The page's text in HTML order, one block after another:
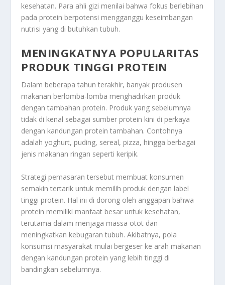
kesehatan. Para ahli gizi menilai bahwa fokus berlebihan
pada protein berpotensi mengganggu keseimbangan
nutrisi yang di butuhkan tubuh.
MENINGKATNYA POPULARITAS
PRODUK TINGGI PROTEIN
Dalam beberapa tahun terakhir, banyak produsen
makanan berlomba-lomba menghadirkan produk
dengan tambahan protein. Produk yang sebelumnya
tidak di kenal sebagai sumber protein kini di perkaya
dengan kandungan protein tambahan. Contohnya
adalah yoghurt, puding, sereal, pizza, hingga berbagai
jenis makanan ringan seperti keripik.
Strategi pemasaran tersebut membuat konsumen
semakin tertarik untuk memilih produk dengan label
tinggi protein. Hal ini di dorong oleh anggapan bahwa
protein memiliki manfaat besar untuk kesehatan,
terutama dalam menjaga massa otot dan
meningkatkan kebugaran tubuh. Akibatnya, pola
konsumsi masyarakat mulai bergeser ke arah makanan
dengan kandungan protein yang lebih tinggi di
bandingkan sebelumnya.